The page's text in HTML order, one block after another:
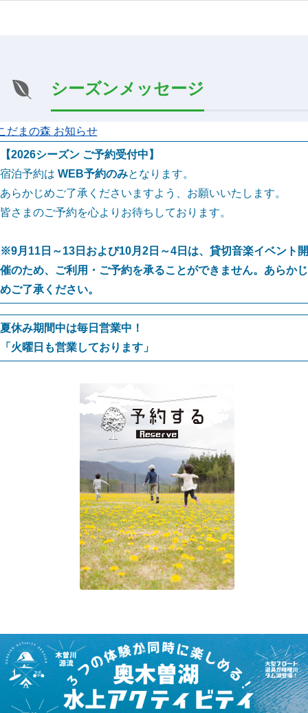
シーズンメッセージ
だまの森 お知らせ
【2026シーズン ご予約受付中】
宿泊予約は WEB予約のみとなります。
あらかじめご了承くださいますよう、お願いいたします。
皆さまのご予約を心よりお待ちしております。
※9月11日～13日および10月2日～4日は、貸切音楽イベント開
催のため、ご利用・ご予約を承ることができません。あらかじ
めご了承ください。
夏休み期間中は毎日営業中！
「火曜日も営業しております」